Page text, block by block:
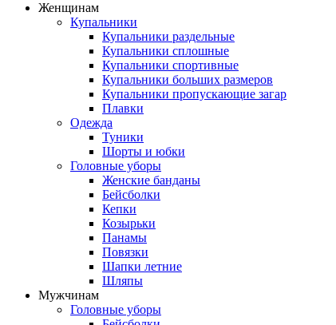
Женщинам
Купальники
Купальники раздельные
Купальники сплошные
Купальники спортивные
Купальники больших размеров
Купальники пропускающие загар
Плавки
Одежда
Туники
Шорты и юбки
Головные уборы
Женские банданы
Бейсболки
Кепки
Козырьки
Панамы
Повязки
Шапки летние
Шляпы
Мужчинам
Головные уборы